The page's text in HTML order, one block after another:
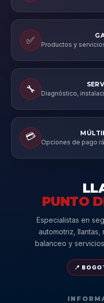
✅
Productos y
🔧
Diagnóstico,
💳
Opciones de pago
PUNTO
Especialistas en
automotriz, llantas,
balanceo y
📍